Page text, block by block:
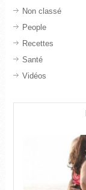
Non classé
People
Recettes
Santé
Vidéos